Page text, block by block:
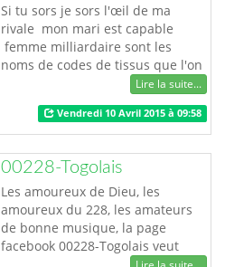
Si tu sors je sors l'œil de ma
rivale mon mari est capable
femme milliardaire sont les
noms de codes de tissus que l'on
trouve sur nos sœurs, mères,
grand mères et épouses
africaines...... En effet la page
J'aime le pagne de chez moi vous
fait découvrir plus de motifs et de
modèles. Pour en savoir plus sur
l'histoire du pagne rende…
Lire la suite...
Vendredi 10 Avril 2015 à 09:58
00228-Togolais
Les amoureux de Dieu, les
amoureux du 228, les amateurs
de bonne musique, la page
facebook 00228-Togolais veut